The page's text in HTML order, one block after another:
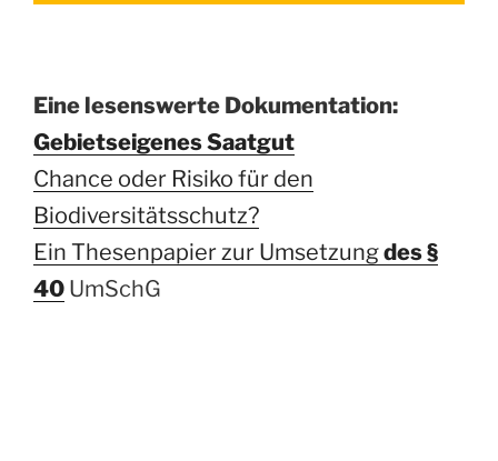
Eine lesenswerte Dokumentation:
Gebietseigenes Saatgut
Chance oder Risiko für den
Biodiversitätsschutz?
Ein Thesenpapier zur Umsetzungdes §
40 UmSchG